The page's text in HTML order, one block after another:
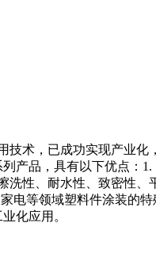
术，已成功实现产业
品，具有以下优点：1.
性、耐水性、致密性
电等领域塑料件涂装的
化应用。